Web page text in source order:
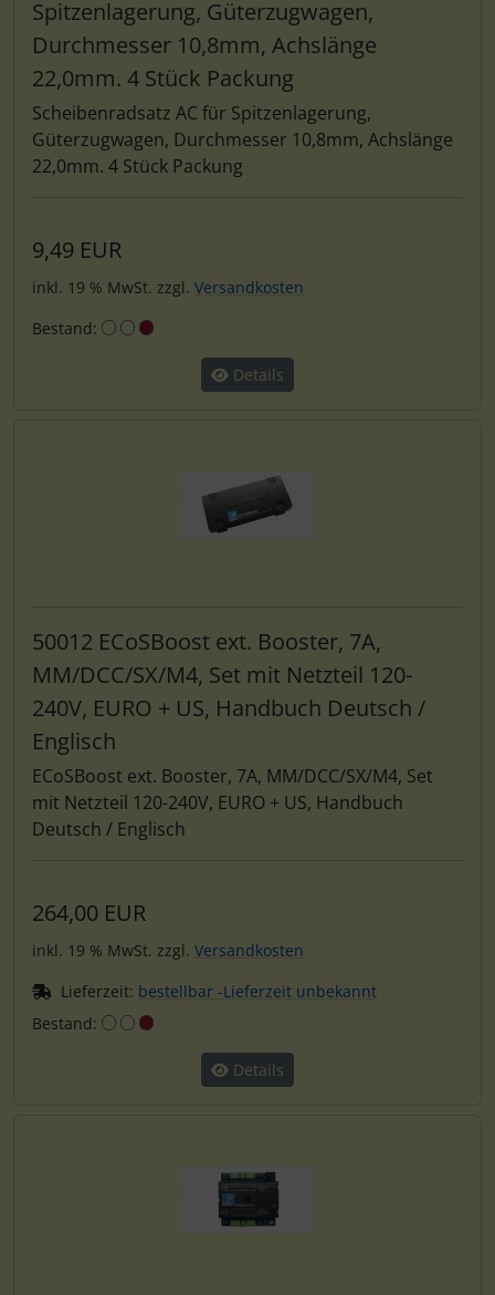
Spitzenlagerung, Güterzugwagen,
Durchmesser 10,8mm, Achslänge
22,0mm. 4 Stück Packung
Scheibenradsatz AC für Spitzenlagerung,
Güterzugwagen, Durchmesser 10,8mm, Achslänge
22,0mm. 4 Stück Packung
9,49 EUR
inkl. 19 % MwSt. zzgl. Versandkosten
Bestand:
Details
50012 ECoSBoost ext. Booster, 7A,
MM/DCC/SX/M4, Set mit Netzteil 120-
240V, EURO + US, Handbuch Deutsch /
Englisch
ECoSBoost ext. Booster, 7A, MM/DCC/SX/M4, Set
mit Netzteil 120-240V, EURO + US, Handbuch
Deutsch / Englisch
264,00 EUR
inkl. 19 % MwSt. zzgl. Versandkosten
Lieferzeit: bestellbar -Lieferzeit unbekannt
Bestand:
Details